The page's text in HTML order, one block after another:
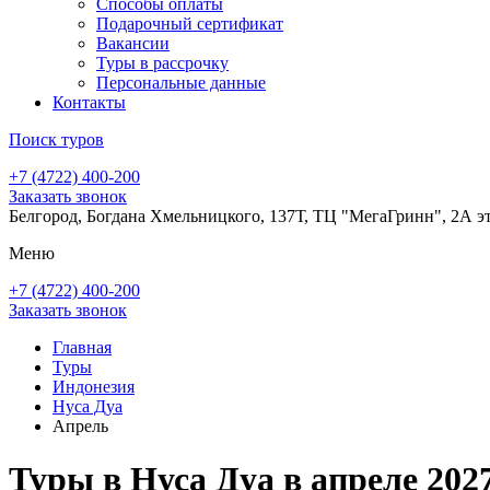
Подарочный сертификат
Вакансии
Туры в рассрочку
Персональные данные
Контакты
Поиск туров
+7 (4722) 400-200
Заказать звонок
Белгород, Богдана Хмельницкого, 137Т, ТЦ "МегаГринн", 2А
Меню
+7 (4722) 400-200
Заказать звонок
Главная
Туры
Индонезия
Нуса Дуа
Апрель
Туры в Нуса Дуа в апреле